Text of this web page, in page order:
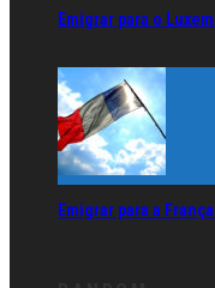
Emigrar para o
Emigrar para a